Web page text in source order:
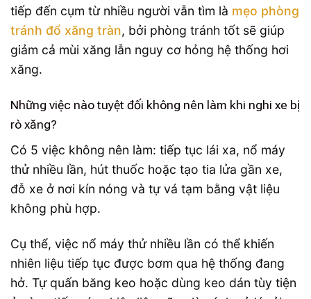
tiếp đến cụm từ nhiều người vẫn tìm là mẹo phòng
tránh đổ xăng tràn, bởi phòng tránh tốt sẽ giúp
giảm cả mùi xăng lẫn nguy cơ hỏng hệ thống hơi
xăng.
Những việc nào tuyệt đối không nên làm khi nghi xe bị
rò xăng?
Có 5 việc không nên làm: tiếp tục lái xa, nổ máy
thử nhiều lần, hút thuốc hoặc tạo tia lửa gần xe,
đỗ xe ở nơi kín nóng và tự vá tạm bằng vật liệu
không phù hợp.
Cụ thể, việc nổ máy thử nhiều lần có thể khiến
nhiên liệu tiếp tục được bơm qua hệ thống đang
hở. Tự quấn băng keo hoặc dùng keo dán tùy tiện